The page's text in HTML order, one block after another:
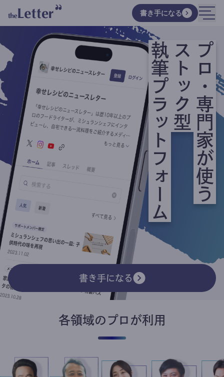
書き手になる
プロ・専門家が使う
ストック型
執筆プラットフォーム
書き手になる
各領域のプロが利用